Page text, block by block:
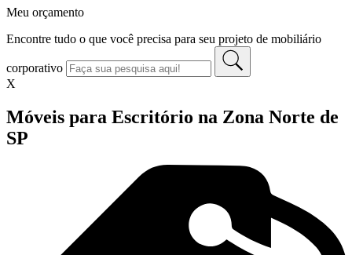
Meu orçamento
Encontre tudo o que você precisa para seu projeto de mobiliário
corporativo
X
Móveis para Escritório na Zona Norte de
SP